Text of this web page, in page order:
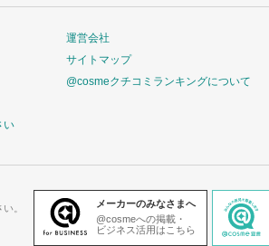
い
運営会社
サイトマップ
@cosmeクチコミランキングについて
。
メーカーのみなさまへ
@cosmeへの掲載・
ビジネス活用はこちら